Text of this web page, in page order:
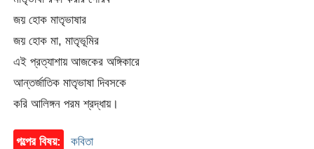
জয় হোক মাতৃভাষার
জয় হোক মা, মাতৃভূমির
এই প্রত্যাশায় আজকের অঙ্গিকারে
আন্তর্জাতিক মাতৃভাষা দিবসকে
করি আলিঙ্গন পরম শ্রদ্ধায়।
গল্পের বিষয়: কবিতা